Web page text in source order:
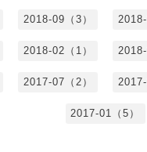
2018-09（3） 2018-
2018-02（1） 2018-
2017-07（2） 2017-
2017-01（5）